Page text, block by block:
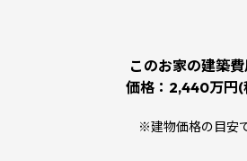
このお家の建築費
価格：2,440万円(
※建物価格の目安